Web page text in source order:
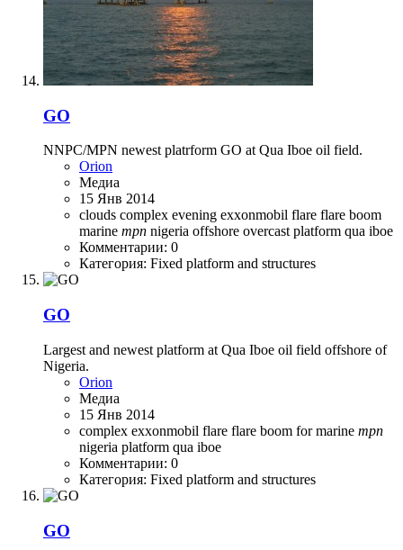
GO
NNPC/MPN newest platrform GO at Qua Iboe oil field.
Orion
Медиа
15 Янв 2014
clouds complex evening exxonmobil flare flare boom
marine mpn nigeria offshore overcastplatform qua iboe
Комментарии: 0
Категория: Fixed platform and structures
GO
Largest and newest platform at Qua Iboe oil field offshore of
Nigeria.
Orion
Медиа
15 Янв 2014
complex exxonmobil flare flare boom formarine mpn
nigeria platform qua iboe
Комментарии: 0
Категория: Fixed platform and structures
GO